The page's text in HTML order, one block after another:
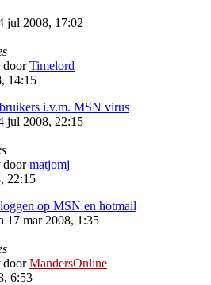
jul 2008, 17:02
doorTimelord
14:15
i.v.m. MSN virus
jul 2008, 22:15
doormatjomj
22:15
op MSN en hotmail
17 mar 2008, 1:35
doorMandersOnline
6:53